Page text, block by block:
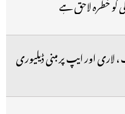
لاری اور ایپ پر مبنی ڈیلیوری